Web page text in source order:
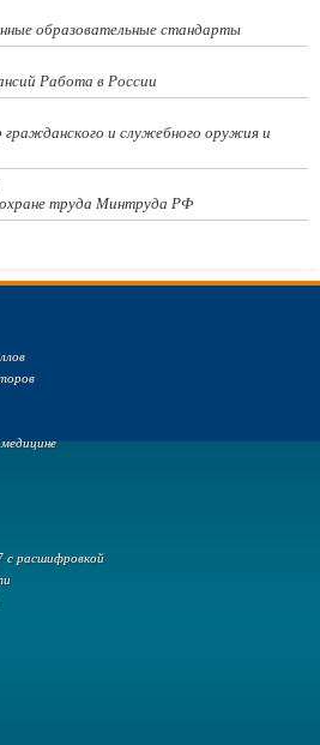
образовательные стандарты
Работа в России
гражданского и служебного оружия и
труда Минтруда РФ
с расшифровкой